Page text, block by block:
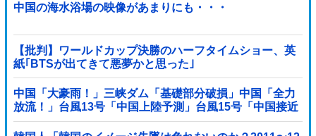
中国の海水浴場の映像があまりにも・・・
【批判】ワールドカップ決勝のハーフタイムショー、英
紙｢BTSが出てきて悪夢かと思った｣
中国「大豪雨！」三峡ダム「基礎部分破損」中国「全力
放流！」台風13号「中国上陸予測」台風15号「中国接近
（画像」中国「台風同時上陸！（穀物生産が壊滅危機」